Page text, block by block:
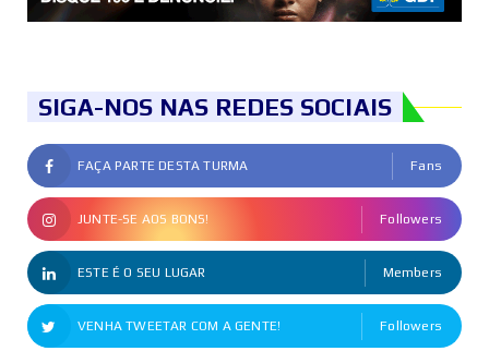
SIGA-NOS NAS REDES SOCIAIS
FAÇA PARTE DESTA TURMA Fans
JUNTE-SE AOS BONS! Followers
ESTE É O SEU LUGAR Members
VENHA TWEETAR COM A GENTE! Followers